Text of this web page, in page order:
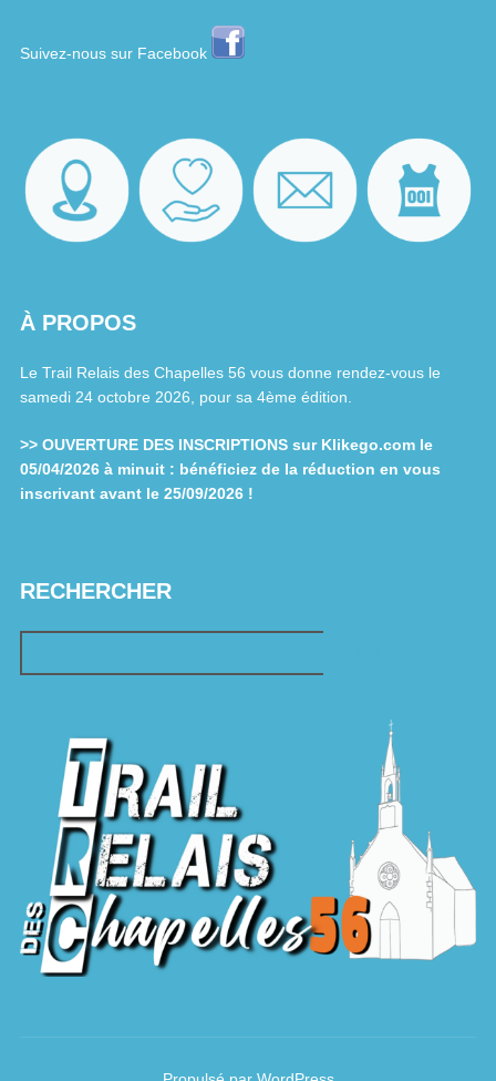
Suivez-nous sur Facebook
À PROPOS
Le Trail Relais des Chapelles 56 vous donne rendez-vous le
samedi 24 octobre 2026, pour sa 4ème édition.
>> OUVERTURE DES INSCRIPTIONS sur Klikego.com le
05/04/2026 à minuit : bénéficiez de la réduction en vous
inscrivant avant le 25/09/2026 !
RECHERCHER